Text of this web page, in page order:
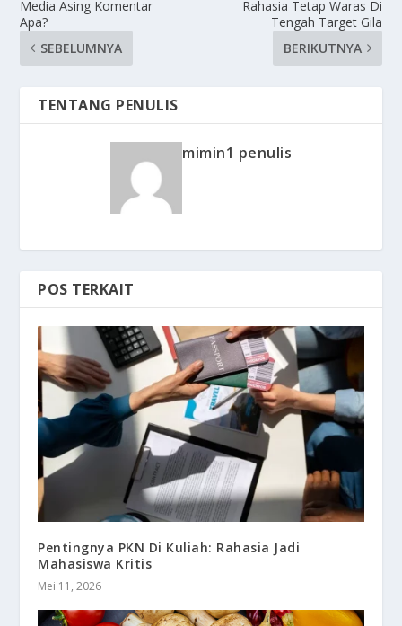
Media Asing Komentar
Apa?
SEBELUMNYA
Rahasia Tetap Waras Di
Tengah Target Gila
BERIKUTNYA
TENTANG PENULIS
mimin1 penulis
POS TERKAIT
Pentingnya PKN Di Kuliah: Rahasia Jadi
Mahasiswa Kritis
Mei 11, 2026